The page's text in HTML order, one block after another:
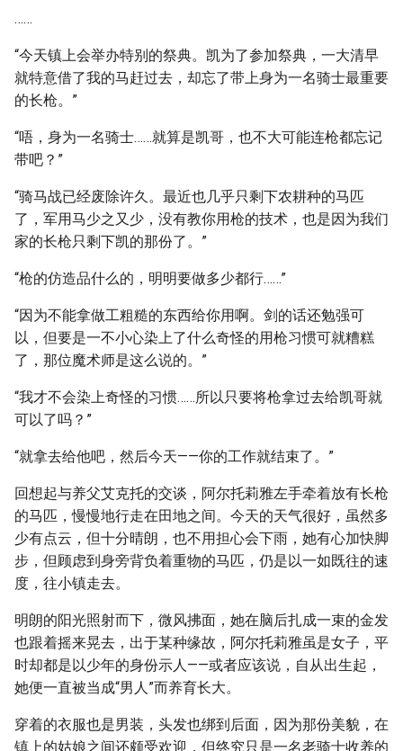
……
“今天镇上会举办特别的祭典。凯为了参加祭典，一大清早
就特意借了我的马赶过去，却忘了带上身为一名骑士最重要
的长枪。”
“唔，身为一名骑士……就算是凯哥，也不大可能连枪都忘记
带吧？”
“骑马战已经废除许久。最近也几乎只剩下农耕种的马匹
了，军用马少之又少，没有教你用枪的技术，也是因为我们
家的长枪只剩下凯的那份了。”
“枪的仿造品什么的，明明要做多少都行……”
“因为不能拿做工粗糙的东西给你用啊。剑的话还勉强可
以，但要是一不小心染上了什么奇怪的用枪习惯可就糟糕
了，那位魔术师是这么说的。”
“我才不会染上奇怪的习惯……所以只要将枪拿过去给凯哥就
可以了吗？”
“就拿去给他吧，然后今天——你的工作就结束了。”
回想起与养父艾克托的交谈，阿尔托莉雅左手牵着放有长枪
的马匹，慢慢地行走在田地之间。今天的天气很好，虽然多
少有点云，但十分晴朗，也不用担心会下雨，她有心加快脚
步，但顾虑到身旁背负着重物的马匹，仍是以一如既往的速
度，往小镇走去。
明朗的阳光照射而下，微风拂面，她在脑后扎成一束的金发
也跟着摇来晃去，出于某种缘故，阿尔托莉雅虽是女子，平
时却都是以少年的身份示人——或者应该说，自从出生起，
她便一直被当成“男人”而养育长大。
穿着的衣服也是男装，头发也绑到后面，因为那份美貌，在
镇上的姑娘之间还颇受欢迎，但终究只是一名老骑士收养的